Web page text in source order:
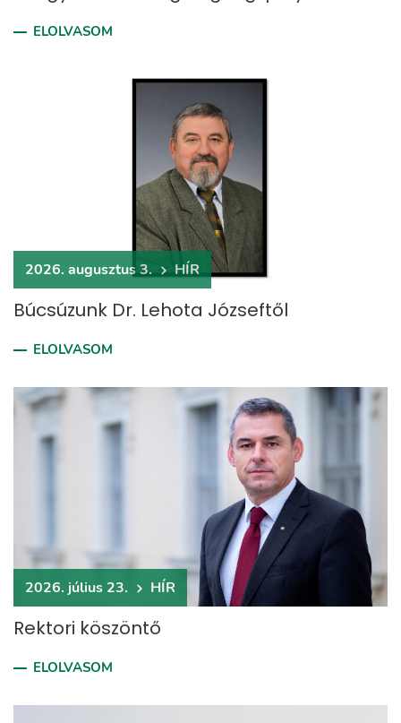
ELOLVASOM
2026. augusztus 3. HÍR
Búcsúzunk Dr. Lehota Józseftől
ELOLVASOM
2026. július 23. HÍR
Rektori köszöntő
ELOLVASOM